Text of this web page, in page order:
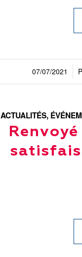
07/07/2021
/
ACTUALITÉS,